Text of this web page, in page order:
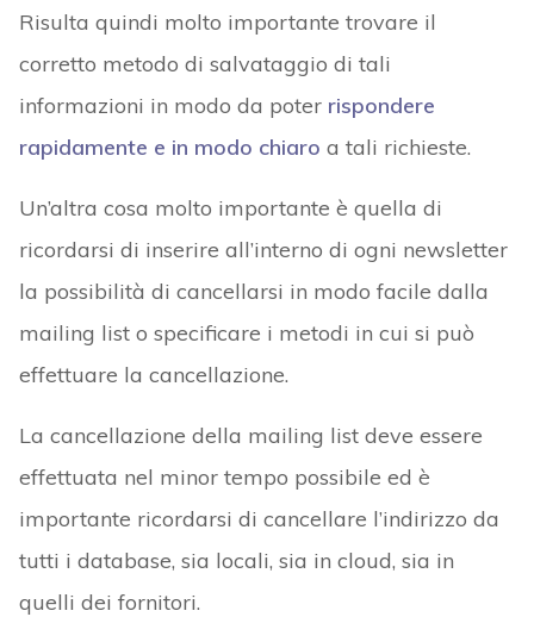
Risulta quindi molto importante trovare il
corretto metodo di salvataggio di tali
informazioni in modo da poter rispondere
rapidamente e in modo chiaro a tali richieste.
Un’altra cosa molto importante è quella di
ricordarsi di inserire all’interno di ogni newsletter
la possibilità di cancellarsi in modo facile dalla
mailing list o specificare i metodi in cui si può
effettuare la cancellazione.
La cancellazione della mailing list deve essere
effettuata nel minor tempo possibile ed è
importante ricordarsi di cancellare l’indirizzo da
tutti i database, sia locali, sia in cloud, sia in
quelli dei fornitori.